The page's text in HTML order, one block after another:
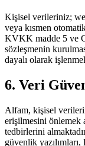
Kişisel verileriniz;
veya kısmen
KVKK madde 5 ve
sözleşmenin
dayalı olarak
6. Veri
Alfam, kişisel
erişilmesini önlemek
tedbirlerini
güvenlik